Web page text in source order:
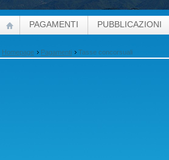
PAGAMENTI PUBBLICAZIONI
Homepage Pagamenti Tasse concorsuali